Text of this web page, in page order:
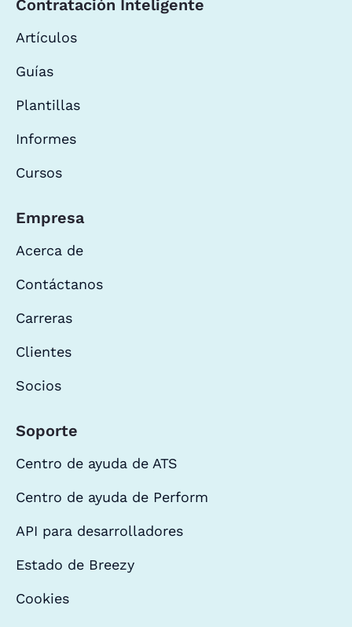
Contratación Inteligente
Artículos
Guías
Plantillas
Informes
Cursos
Empresa
Acerca de
Contáctanos
Carreras
Clientes
Socios
Soporte
Centro de ayuda de ATS
Centro de ayuda de Perform
API para desarrolladores
Estado de Breezy
Cookies